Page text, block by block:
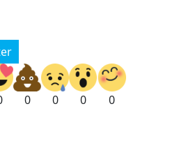
0 0 0 0